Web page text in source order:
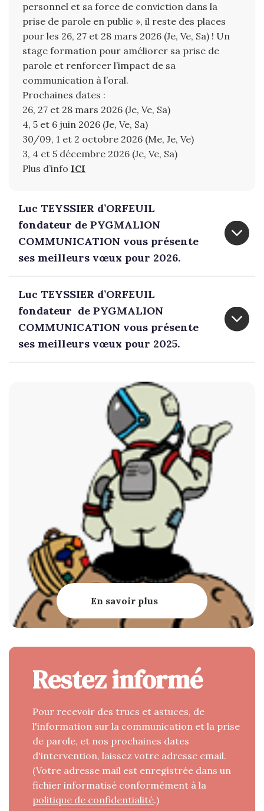
personnel et sa force de conviction dans la
prise de parole en public », il reste des places
pour les 26, 27 et 28 mars 2026 (Je, Ve, Sa) ! Un
stage formation pour améliorer sa prise de
parole et renforcer l’impact de sa
communication à l’oral.
Prochaines dates :
26, 27 et 28 mars 2026 (Je, Ve, Sa)
4, 5 et 6 juin 2026 (Je, Ve, Sa)
30/09, 1 et 2 octobre 2026 (Me, Je, Ve)
3, 4 et 5 décembre 2026 (Je, Ve, Sa)
Plus d’info ICI
Luc TEYSSIER d’ORFEUIL
fondateur de PYGMALION
COMMUNICATION vous présente
ses meilleurs vœux pour 2026.
Luc TEYSSIER d’ORFEUIL
fondateur de PYGMALION
COMMUNICATION vous présente
ses meilleurs vœux pour 2025.
En savoir plus
Restez informé
Pour recevoir des trucs et astuces, de
l'information sur la communication et la prise
de parole, et nos prochaines dates
d'intervention, laissez votre adresse email.
(Votre adresse mail est enregistrée dans un
fichier informatisé conformément à la
politique de confidentialité.)